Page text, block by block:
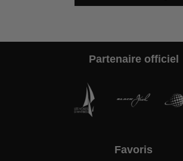
Partenaire officiel
Favoris